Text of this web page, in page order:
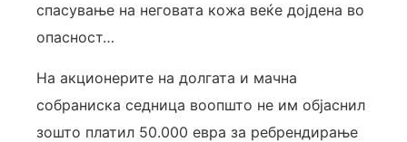
спасување на неговата кожа веќе дојдена во
опасност…
На акционерите на долгата и мачна
собраниска седница воопшто не им објаснил
зошто платил 50.000 евра за ребрендирање